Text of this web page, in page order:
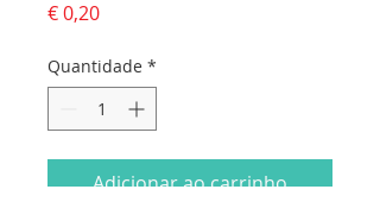
€ 0,20Preço
Quantidade *
Adicionar ao carrinho